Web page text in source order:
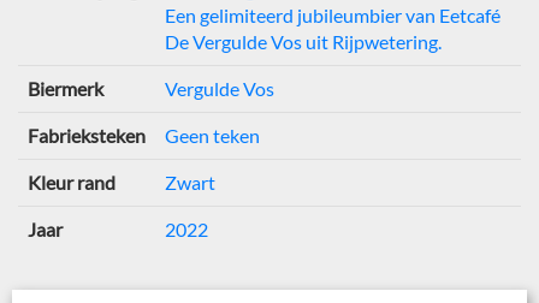
Een gelimiteerd jubileumbier van Eetcafé
De Vergulde Vos uit Rijpwetering.
Biermerk Vergulde Vos
Fabrieksteken Geen teken
Kleur rand Zwart
Jaar 2022